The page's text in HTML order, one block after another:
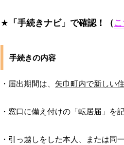
★ 「手続きナビ」で確認！（
手続きの内容
・届出期間は、 矢巾町内で新しい
・窓口に備え付けの「転居届」を
・引っ越しをした本人、または同